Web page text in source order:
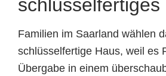
schlüsselfertiges
Familien im Saarland wählen
schlüsselfertige Haus, weil es
Übergabe in einem